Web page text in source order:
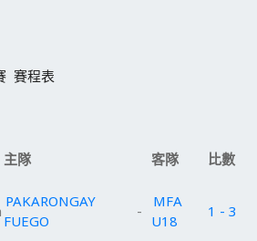
賽程表
主隊 客隊 比數
PAKARONGAY
FUEGO
-
MFA
U18
1 - 3